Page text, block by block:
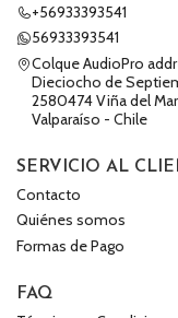
+56933393541
56933393541
Colque AudioPro
Dieciocho de
2580474 Viña del
Valparaíso - Chile
SERVICIO AL
Contacto
Quiénes somos
Formas de Pago
FAQ